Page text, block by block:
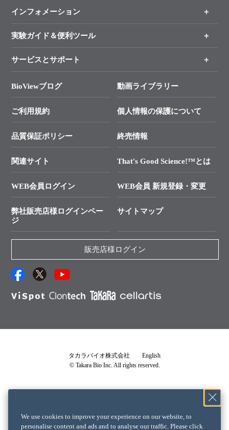
手法から製品を探す
新製品情報
オンライン注文
インフォメーション
キャンペーン
タカラバイオ各種会員募集のお知らせ
終売製品のお知らせ
価格改定のご案内
技術セミナーのご案内
タカラバイオ発表文献
実験ガイド＆便利ツール
リアルタイムPCR実験のススメ
幹細胞・再生医療研究ガイド
クローニング実験ガイド
SMARTer NGSポータルサイト
プライマー設計
制限酵素切断サイトの検索
ユーザーズボイス集
抗体検索サイト
サービスとサポート
総合お問い合わせ
├ 実験コンシェルジュ
├ 受託サービスお問い合わせ
資料請求 機器関連
資料請求 受託関連
資料請求 核酸抽出・精製カタログ
サンプル請求一覧
プロトコール集
説明書・CoA・SDSを探す
クロンテックライセンス確認書
BioViewブログ 動画ライブラリー
ご利用規約 個人情報の保護について
品質保証ポリシー 終売情報
関連サイト That's Good Science!™とは
WEB会員ログイン WEB会員 新規登録・変更
弊社販売店様ログインペー
ジ
サイトマップ
販売店様ログイン
タカラバイオ株式会社
English
© Takara Bio Inc. All rights reserved.
We use cookies to improve your experience on our website, to
personalise content and ads and to analyse our traffic. Please click